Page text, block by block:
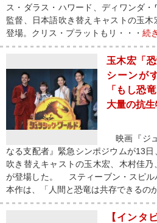
ス・ダラス・ハワード、ディワンダ
監督、日本語吹き替えキャストの玉
登場。クリス・プラットもリ・・・ 続
玉木宏「
シーンが
「もし恐
大量の抗生
映画『ジ
なる支配者』緊急シンポジウムが13
吹き替えキャストの玉木宏、木村佳
が登場した。 スティーブン・スピル
本作は、「人間と恐竜は共存できるの
【インタ